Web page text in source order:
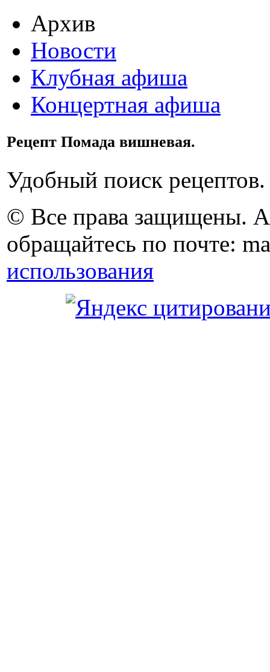
Архив
Новости
Клубная афиша
Концертная афиша
Рецепт Помада вишневая.
Удобный поиск рецептов.
© Все права защищены.
обращайтесь по почте:
использования